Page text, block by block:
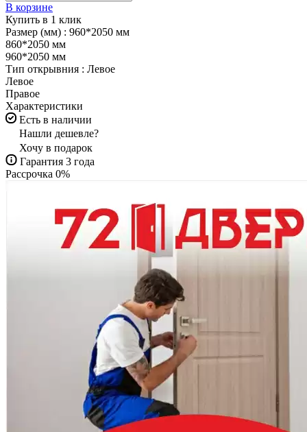
В корзине
Купить в 1 клик
Размер (мм) : 960*2050 мм
860*2050 мм
960*2050 мм
Тип открывния : Левое
Левое
Правое
Характеристики
Есть в наличии
Нашли дешевле?
Хочу в подарок
Гарантия 3 года
Рассрочка 0%